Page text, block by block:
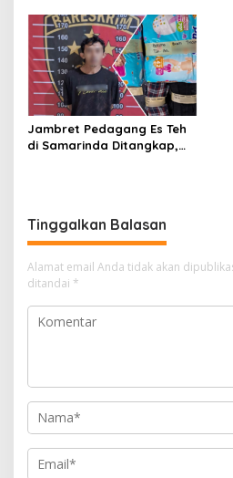
Barang Elektronik Lainnya,
Kerugian Capai Rp 98 Juta
Jambret Pedagang Es Teh
di Samarinda Ditangkap,
Tinggalkan Balasan
Alamat email Anda tidak akan
ditandai *